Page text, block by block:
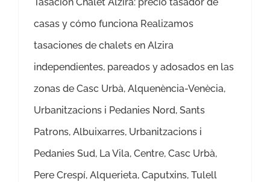
Tasación Chalet Alzira: precio tasador de
casas y cómo funciona Realizamos
tasaciones de chalets en Alzira
independientes, pareados y adosados en las
zonas de Casc Urbà, Alquenència-Venècia,
Urbanitzacions i Pedanies Nord, Sants
Patrons, Albuixarres, Urbanitzacions i
Pedanies Sud, La Vila, Centre, Casc Urbà,
Pere Crespí, Alquerieta, Caputxins, Tulell